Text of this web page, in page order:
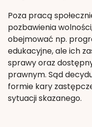
Poza pracą
pozbawienia
obejmować np.
edukacyjne, ale ich
sprawy oraz
prawnym. Sąd
formie kary
sytuacji skazanego.